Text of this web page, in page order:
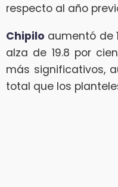
respecto al año
Chipilo aumentó de
alza de 19.8 por
más significativos,
total que los